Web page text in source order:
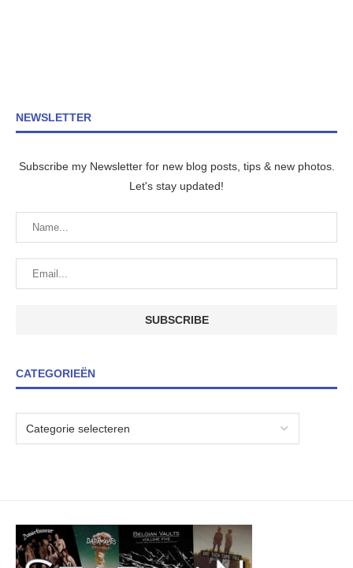
NEWSLETTER
Subscribe my Newsletter for new blog posts, tips & new photos.
Let's stay updated!
CATEGORIEËN